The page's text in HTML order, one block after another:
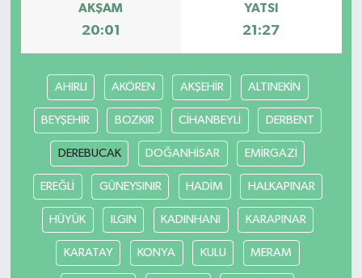
AKŞAM
20:01
YATSI
21:27
AHIRLI AKÖREN AKŞEHİR ALTINEKİN
BEYŞEHİR BOZKIR CİHANBEYLİ DERBENT
DEREBUCAK DOĞANHİSAR EMİRGAZİ
EREĞLİ GÜNEYSINIR HADİM HALKAPINAR
HÜYÜK ILGIN KADINHANI KARAPINAR
KARATAY KONYA KULU MERAM